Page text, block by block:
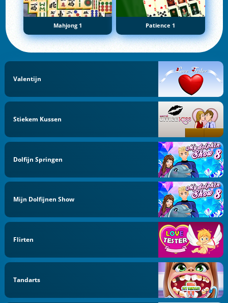
Mahjong 1 Patience 1
Valentijn
Stiekem Kussen
Dolfijn Springen
Mijn Dolfijnen Show
Flirten
Tandarts